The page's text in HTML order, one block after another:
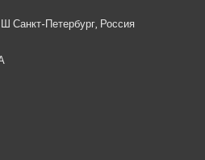
Санкт-Петербург, Россия